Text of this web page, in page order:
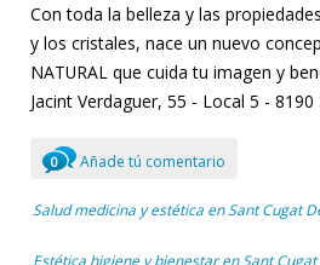
Con toda la belleza y las
y los cristales, nace un nuevo
NATURAL que cuida tu imagen y
Jacint Verdaguer, 55 - Local 5 - 8190
0 Añade tú comentario
Salud medicina y estética en Sant Cugat
Estética higiene y bienestar en Sant